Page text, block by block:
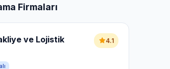
Firmaları
ve Lojistik 4.1